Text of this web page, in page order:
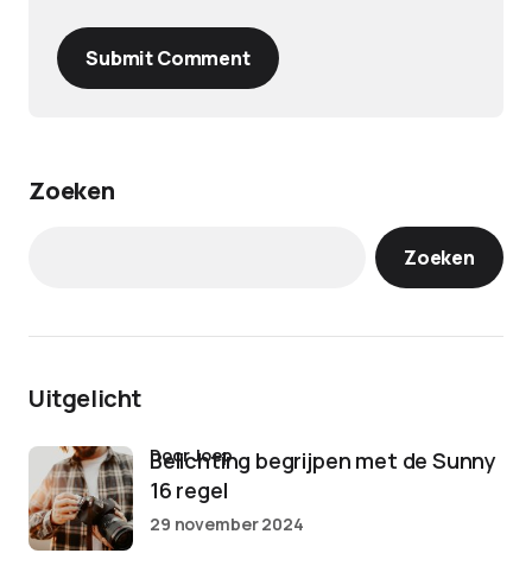
Submit Comment
Zoeken
Zoeken
Uitgelicht
Belichting begrijpen met de Sunny
16 regel
door Joep
29 november 2024